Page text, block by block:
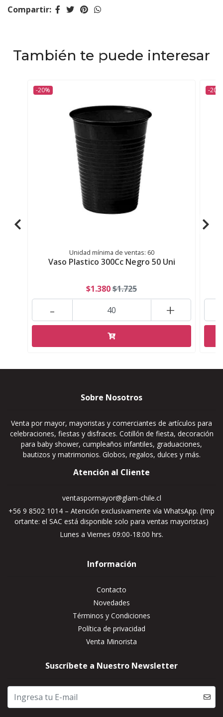
Compartir:
También te puede interesar
-20%
Unidad mínima de ventas: 60
Vaso Plastico 300Cc Negro 50 Uni
$1.380$1.725
+
-
-20%
Sobre Nosotros
Venta por mayor, mayoristas y comerciantes de artículos para
celebraciones, fiestas y disfraces. Cotillón de fiesta, decoración
para baby shower, cumpleaños infantiles, graduaciones,
bautizos y matrimonios. Globos, regalos, dulces y más.
Atención al Cliente
ventaspormayor@glam-chile.cl
+56 9 8502 1014 – Atención exclusivamente vía WhatsApp. (Imp
ortante: el SAC está disponible solo para ventas mayoristas)
Lunes a Viernes 09:00-18:00 hrs.
Información
Contacto
Novedades
Términos y Condiciones
Política de privacidad
Venta Minorista
Suscríbete a Nuestro Newsletter